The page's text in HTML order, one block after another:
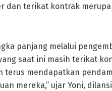
dan terikat kontrak
panjang melalui
saat ini masih terikat
terus mendapatkan
mereka,” ujar Yoni,